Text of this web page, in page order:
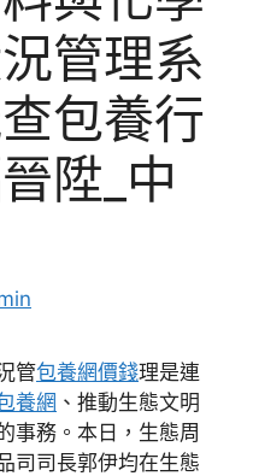
管理系
包養行
陞_中
管包養網價錢理是連
養網 、推動生態文明
事務。本日，生態周
司司長郭伊均在生態